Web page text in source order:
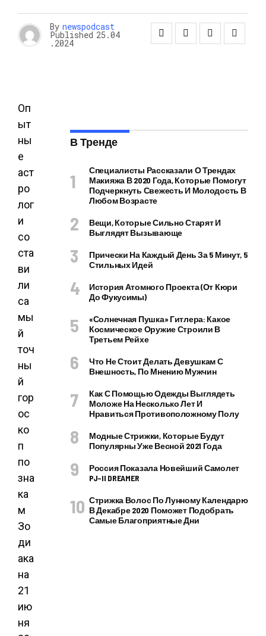
By newspodcast
Published 25.04
.2024
Оп
ыт
ны
е
аст
ро
лог
и
со
ста
ви
ли
са
мы
й
точ
ны
й
гор
ос
ко
п
по
зна
ка
м
Зо
ди
ака
на
21
ию
ня
В Тренде
Специалисты Рассказали О Трендах
Макияжа В 2020 Года, Которые Помогут
Подчеркнуть Свежесть И Молодость В
Любом Возрасте
Вещи, Которые Сильно Старят И
Выглядят Вызывающе
Прически На Каждый День За 5 Минут, 5
Стильных Идей
История Атомного Проекта (от Кюри
До Фукусимы)
«Солнечная Пушка» Гитлера: Какое
Космическое Оружие Строили В
Третьем Рейхе
Что Не Стоит Делать Девушкам С
Внешность, По Мнению Мужчин
Как С Помощью Одежды Выглядеть
Моложе На Несколько Лет И
Нравиться Противоположному Полу
Модные Стрижки, Которые Будут
Популярны Уже Весной 2021 Года
Россия Показала Новейший Самолет
PJ–II DREAMER
Стрижка Волос По Лунному Календарю
В Декабре 2020 Поможет Подобрать
Самые Благоприятные Дни